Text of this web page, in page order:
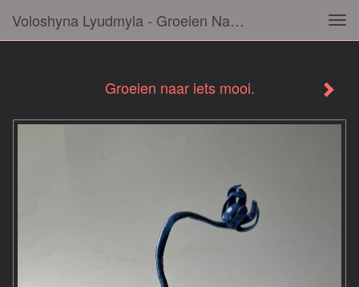
Voloshyna Lyudmyla - Groeien Naar Iets Mooi.
Groeien naar iets mooi.